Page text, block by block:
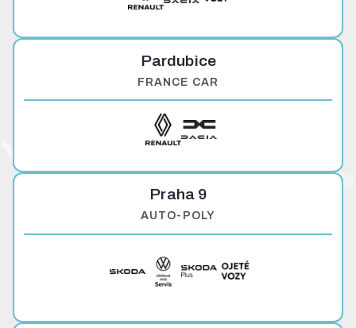
Pardubice
FRANCE CAR
Praha 9
AUTO-POLY